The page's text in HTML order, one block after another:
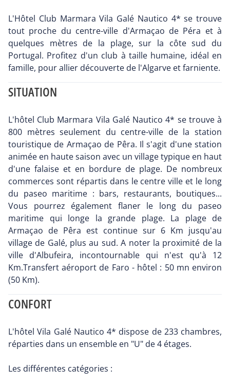
L'Hôtel Club Marmara Vila Galé Nautico 4* se trouve
tout proche du centre-ville d'Armaçao de Péra et à
quelques mètres de la plage, sur la côte sud du
Portugal. Profitez d'un club à taille humaine, idéal en
famille, pour allier découverte de l'Algarve et farniente.
SITUATION
L'hôtel Club Marmara Vila Galé Nautico 4* se trouve à
800 mètres seulement du centre-ville de la station
touristique de Armaçao de Pêra. Il s'agit d'une station
animée en haute saison avec un village typique en haut
d'une falaise et en bordure de plage. De nombreux
commerces sont répartis dans le centre ville et le long
du paseo maritime : bars, restaurants, boutiques...
Vous pourrez également flaner le long du paseo
maritime qui longe la grande plage. La plage de
Armaçao de Pêra est continue sur 6 Km jusqu'au
village de Galé, plus au sud. A noter la proximité de la
ville d'Albufeira, incontournable qui n'est qu'à 12
Km.Transfert aéroport de Faro - hôtel : 50 mn environ
(50 Km).
CONFORT
L'hôtel Vila Galé Nautico 4* dispose de 233 chambres,
réparties dans un ensemble en "U" de 4 étages.
Les différentes catégories :